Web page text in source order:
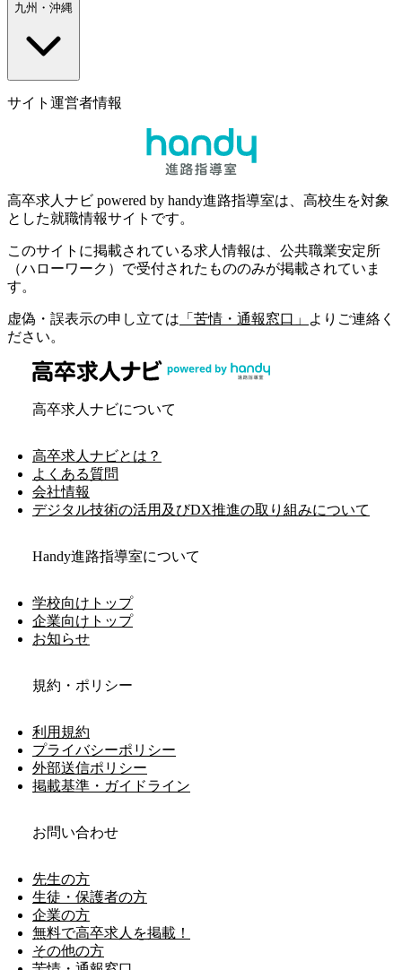
九州・沖縄
サイト運営者情報
高卒求人ナビ powered by handy進路指導室は、高校生を対象
とした就職情報サイトです。
このサイトに掲載されている求人情報は、公共職業安定所
（ハローワーク）で受付されたもののみが掲載されていま
す。
虚偽・誤表示の申し立ては 「苦情・通報窓口」
よりご連絡く
ださい。
高卒求人ナビについて
高卒求人ナビとは？
よくある質問
会社情報
デジタル技術の活用及びDX推進の取り組みについて
Handy進路指導室について
学校向けトップ
企業向けトップ
お知らせ
規約・ポリシー
利用規約
プライバシーポリシー
外部送信ポリシー
掲載基準・ガイドライン
お問い合わせ
先生の方
生徒・保護者の方
企業の方
無料で高卒求人を掲載！
その他の方